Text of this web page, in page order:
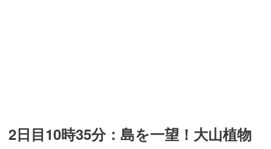
2日目10時35分：島を一望！大山植物